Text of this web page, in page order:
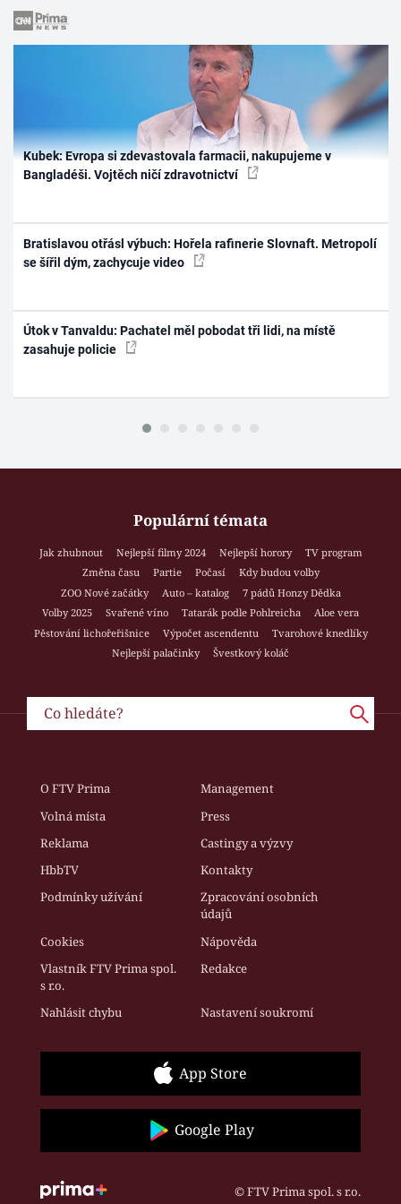
Kubek: Evropa si zdevastovala farmacii, nakupujeme v
Bangladéši. Vojtěch ničí zdravotnictví
Bratislavou otřásl výbuch: Hořela rafinerie Slovnaft. Metropolí
se šířil dým, zachycuje video
Útok v Tanvaldu: Pachatel měl pobodat tři lidi, na místě
zasahuje policie
Populární témata
Jak zhubnout Nejlepší filmy 2024 Nejlepší horory
TV program
Změna času
Partie Počasí
Kdy budou volby
ZOO Nové začátky
Auto – katalog
7 pádů Honzy Dědka
Volby 2025
Svařené víno Tatarák podle Pohlreicha
Aloe vera
Pěstování lichořeřišnice
Výpočet ascendentu
Tvarohové knedlíky
Nejlepší palačinky
Švestkový koláč
O FTV Prima
Management
Volná místa
Press
Reklama
Castingy a výzvy
HbbTV
Kontakty
Podmínky užívání
Zpracování osobních
údajů
Cookies
Nápověda
Vlastník FTV Prima spol.
s r.o.
Redakce
Nahlásit chybu Nastavení soukromí
App Store
Google Play
© FTV Prima spol. s r.o.